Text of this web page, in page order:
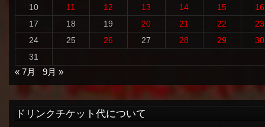
10
11 12 13 14 15
16
17
18 19 20 21 22
23
24
25 26 27 28 29
30
31
« 7月
9月 »
ドリンクチケット代について